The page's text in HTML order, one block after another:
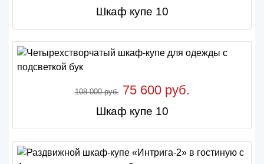
Шкаф купе 10
108 000 руб.75 600 руб.
Шкаф купе 10